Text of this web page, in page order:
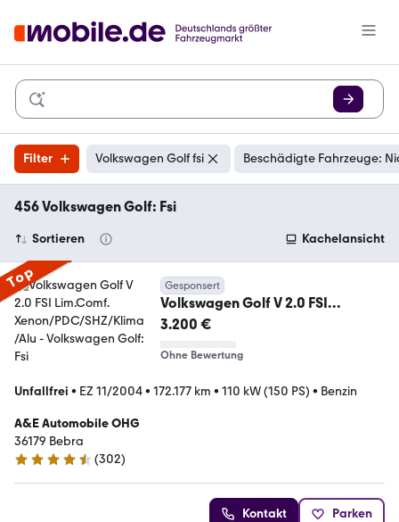
Filter Volkswagen Golf fsi Beschädigte Fahrzeuge:
456 Volkswagen Golf: Fsi
Sortieren Kachelansicht
Top Gesponsert
Volkswagen Golf V 2.0 FSI
Lim.Comf.
3.200 €
Ohne Bewertung
Unfallfrei • EZ 11/2004• 172.177 km • 110 kW (150 PS) • Benzin
A&E Automobile OHG
36179 Bebra
4.4 Sterne
(302)
Kontakt Parken